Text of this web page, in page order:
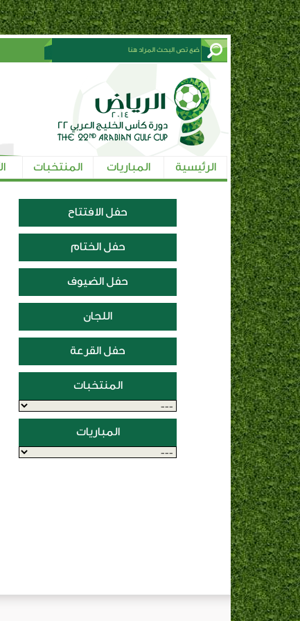
الرئيسية المباريات المنتخبات
حفل الافتتاح
حفل الختام
حفل الضيوف
اللجان
حفل القرعة
المنتخبات
المباريات